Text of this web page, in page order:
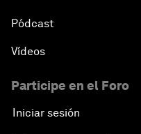
Pódcast
Vídeos
Participe en el Foro
Iniciar sesión